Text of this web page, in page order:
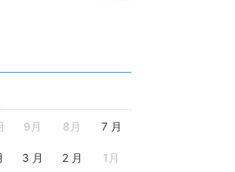
9月 8月 7 月
3 月 2 月 1月